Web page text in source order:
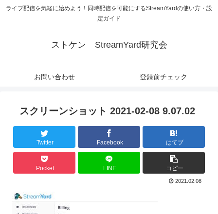
ライブ配信を気軽に始めよう！同時配信を可能にするStreamYardの使い方・設
定ガイド
ストケン StreamYard研究会
お問い合わせ 登録前チェック
スクリーンショット 2021-02-08 9.07.02
Twitter Facebook はてブ
Pocket LINE コピー
2021.02.08